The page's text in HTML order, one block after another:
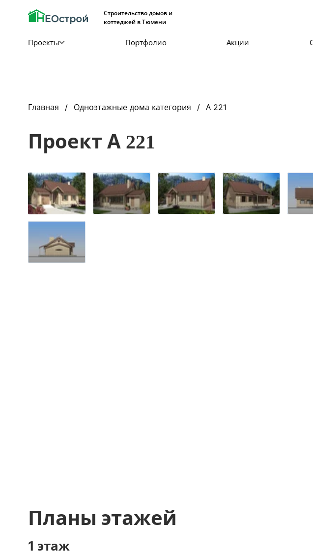
Строительство домов и
коттеджей в Тюмени
Проекты Портфолио Акции
Главная Одноэтажные дома категория А 221
Проект А 221
Планы этажей
1 этаж